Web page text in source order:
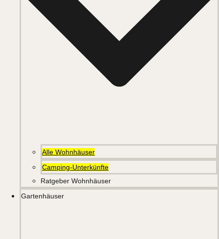
Alle Wohnhäuser
Camping-Unterkünfte
Ratgeber Wohnhäuser
Gartenhäuser